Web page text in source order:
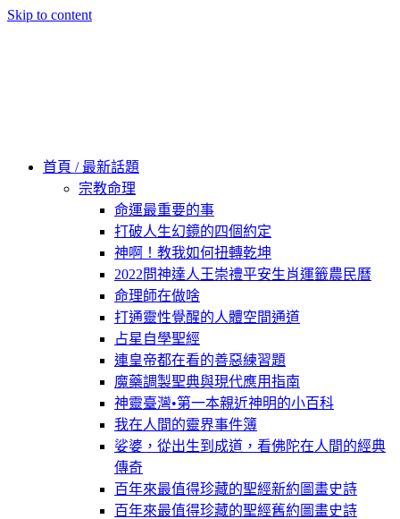
Skip to content
首頁 / 最新話題
宗教命理
命運最重要的事
打破人生幻鏡的四個約定
神啊！教我如何扭轉乾坤
2022問神達人王崇禮平安生肖運籤農民曆
命理師在做啥
打通靈性覺醒的人體空間通道
占星自學聖經
連皇帝都在看的善惡練習題
魔藥調製聖典與現代應用指南
神靈臺灣•第一本親近神明的小百科
我在人間的靈界事件簿
娑婆，從出生到成道，看佛陀在人間的經典
傳奇
百年來最值得珍藏的聖經新約圖畫史詩
百年來最值得珍藏的聖經舊約圖畫史詩